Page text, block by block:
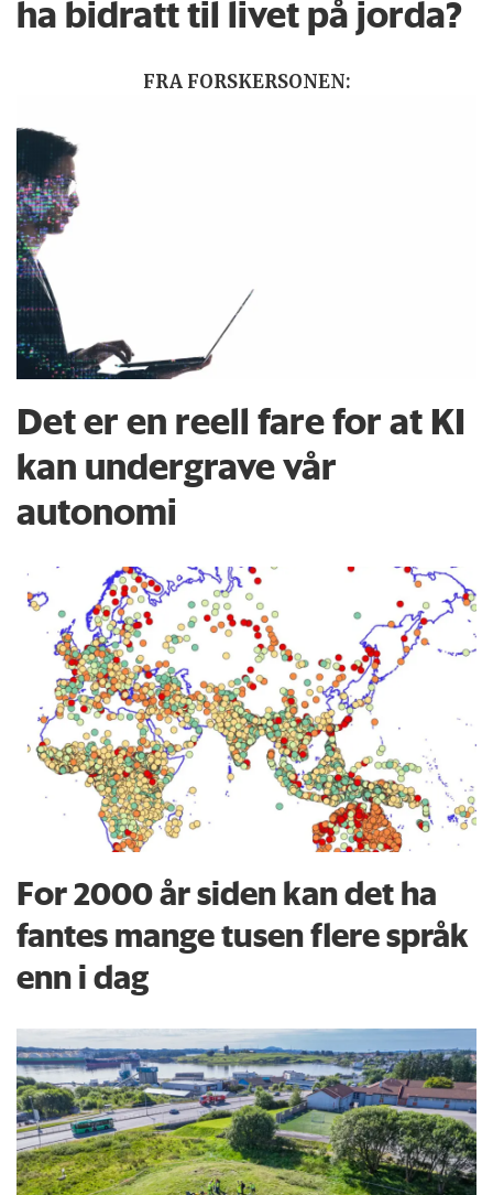
ha bidratt til livet på jorda?
FRA FORSKERSONEN:
Det er en reell fare for at KI
kan undergrave vår
autonomi
For 2000 år siden kan det ha
fantes mange tusen flere språk
enn i dag